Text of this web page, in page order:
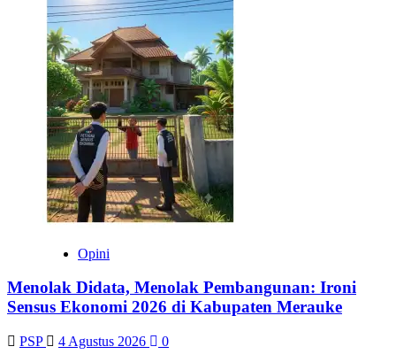
Opini
Menolak Didata, Menolak Pembangunan: Ironi
Sensus Ekonomi 2026 di Kabupaten Merauke
4 Agustus 2026 0